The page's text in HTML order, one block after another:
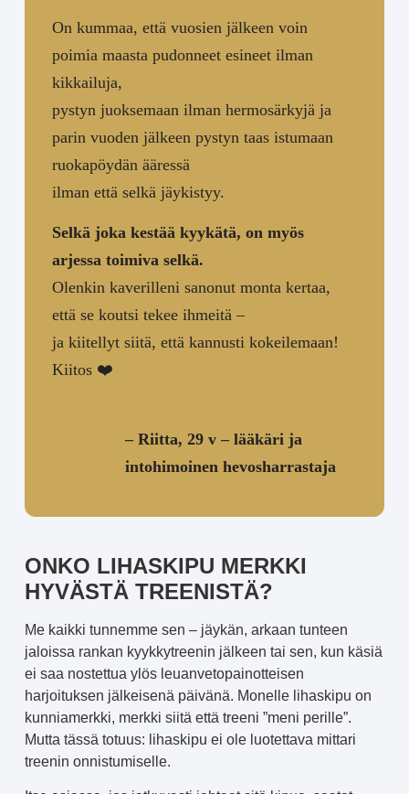
On kummaa, että vuosien jälkeen voin
poimia maasta pudonneet esineet ilman
kikkailuja,
pystyn juoksemaan ilman hermosärkyjä ja
parin vuoden jälkeen pystyn taas istumaan
ruokapöydän ääressä
ilman että selkä jäykistyy.
Selkä joka kestää kyykätä, on myös
arjessa toimiva selkä.
Olenkin kaverilleni sanonut monta kertaa,
että se koutsi tekee ihmeitä –
ja kiitellyt siitä, että kannusti kokeilemaan!
Kiitos ❤️
– Riitta, 29 v – lääkäri ja
intohimoinen hevosharrastaja
ONKO LIHASKIPU MERKKI
HYVÄSTÄ TREENISTÄ?
Me kaikki tunnemme sen – jäykän, arkaan tunteen
jaloissa rankan kyykkytreenin jälkeen tai sen, kun käsiä
ei saa nostettua ylös leuanvetopainotteisen
harjoituksen jälkeisenä päivänä. Monelle lihaskipu on
kunniamerkki, merkki siitä että treeni ”meni perille”.
Mutta tässä totuus: lihaskipu ei ole luotettava mittari
treenin onnistumiselle.